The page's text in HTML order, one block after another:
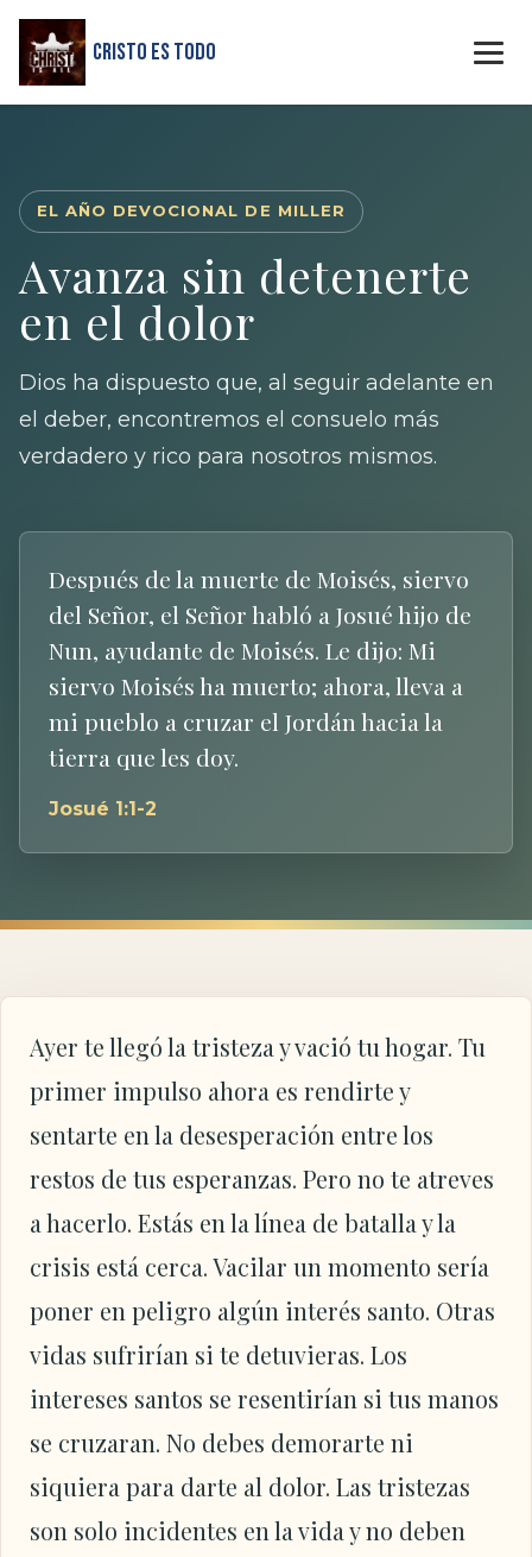
Cristo Es Todo
EL AÑO DEVOCIONAL DE MILLER
Avanza sin detenerte
en el dolor
Dios ha dispuesto que, al seguir adelante en
el deber, encontremos el consuelo más
verdadero y rico para nosotros mismos.
Después de la muerte de Moisés, siervo
del Señor, el Señor habló a Josué hijo de
Nun, ayudante de Moisés. Le dijo: Mi
siervo Moisés ha muerto; ahora, lleva a
mi pueblo a cruzar el Jordán hacia la
tierra que les doy.
Josué 1:1-2
Ayer te llegó la tristeza y vació tu hogar. Tu
primer impulso ahora es rendirte y
sentarte en la desesperación entre los
restos de tus esperanzas. Pero no te atreves
a hacerlo. Estás en la línea de batalla y la
crisis está cerca. Vacilar un momento sería
poner en peligro algún interés santo. Otras
vidas sufrirían si te detuvieras. Los
intereses santos se resentirían si tus manos
se cruzaran. No debes demorarte ni
siquiera para darte al dolor. Las tristezas
son solo incidentes en la vida y no deben